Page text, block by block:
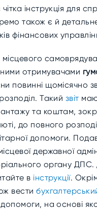
чітка інструкція для
також є й
фінансових
отримувачами
повинні щомісячно
Такий звіт
та коштам,
до повного
допомоги.
державної
органу ДПС.
в інструкції.
вести
допомоги, на основі